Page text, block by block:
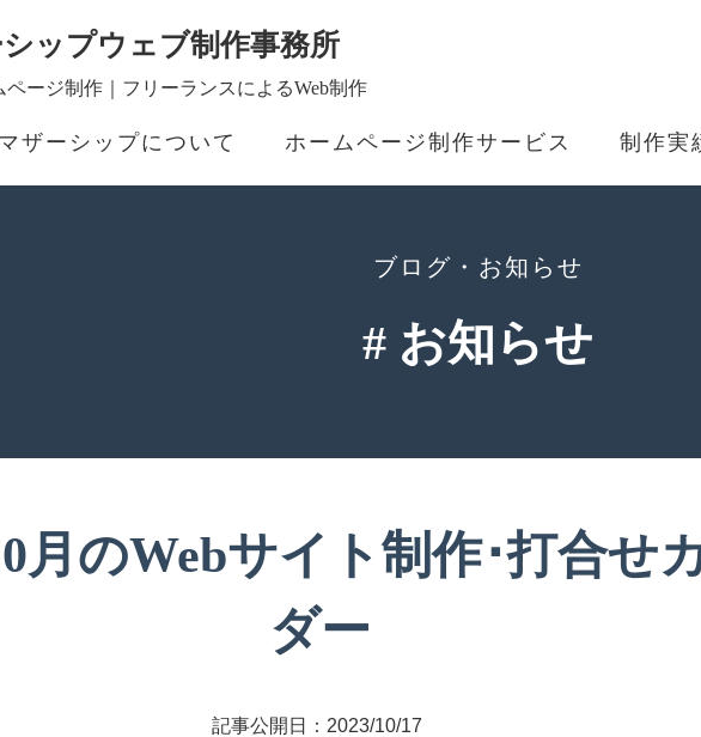
ップウェブ制作事務所
ページ制作｜フリーランスによるWeb制作
マザーシップについて ホームページ制作サービス 制作実
ブログ・お知らせ
# お知らせ
月のWebサイト制作･打合せ
ダー
記事公開日： 2023/10/17